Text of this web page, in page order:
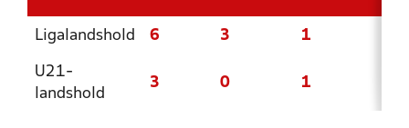
Ligalandshold 6 3 1
U21-
landshold
3 0 1